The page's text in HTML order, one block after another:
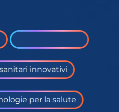
innovativi
per la salute